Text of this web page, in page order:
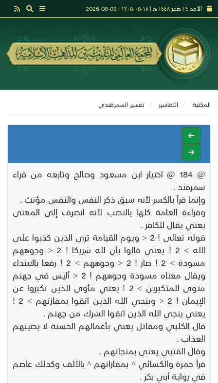
الأحد ٢٤ صفر ١٤٤٨ هـ | ۱۸-۰۵-۱۴۰۵ | 09-08-2026
المكتبة التفاسير تفسير السمرقندي
@ 184 @ اختيار ابن مسعود وصالح وتابعه من قراء
سمرقند .
وإنما قرأ بالكسر لأنه سبق ذكر النفس والنفس مؤنث .
وقراءة العامة كلها بالنصب لأنه انصرف إلى المعنى
يعني يقال للكافر .
قوله تعالى ! 2 < ويوم القيامة ترى الذين كذبوا على
الله > 2 ! يعني قالوا بأن لله شريكا ! 2 < وجوههم
مسودة > 2 ! صار ! 2 < وجوههم > 2 ! رفعا بالابتداء
ويقال معناه مسودة وجوههم ! 2 < أليس في جهنم
مثوى للمتكبرين > 2 ! يعني مأوى للذين تكبروا عن
الإيمان ! 2 < وينجي الله الذين اتقوا بمفازتهم > 2 !
يعني ينجي الله الذين اتقوا الشرك من جهنم .
قال الكلبي ومقاتل يعني بأعمالهم الحسنة لا يصيبهم
العذاب .
وقال القتبي يعني بمنجاتهم .
قرأ حمزة والكسائي ^ بمفازاتهم ^ بالألف وكذلك عاصم
في رواية أبي بكر .